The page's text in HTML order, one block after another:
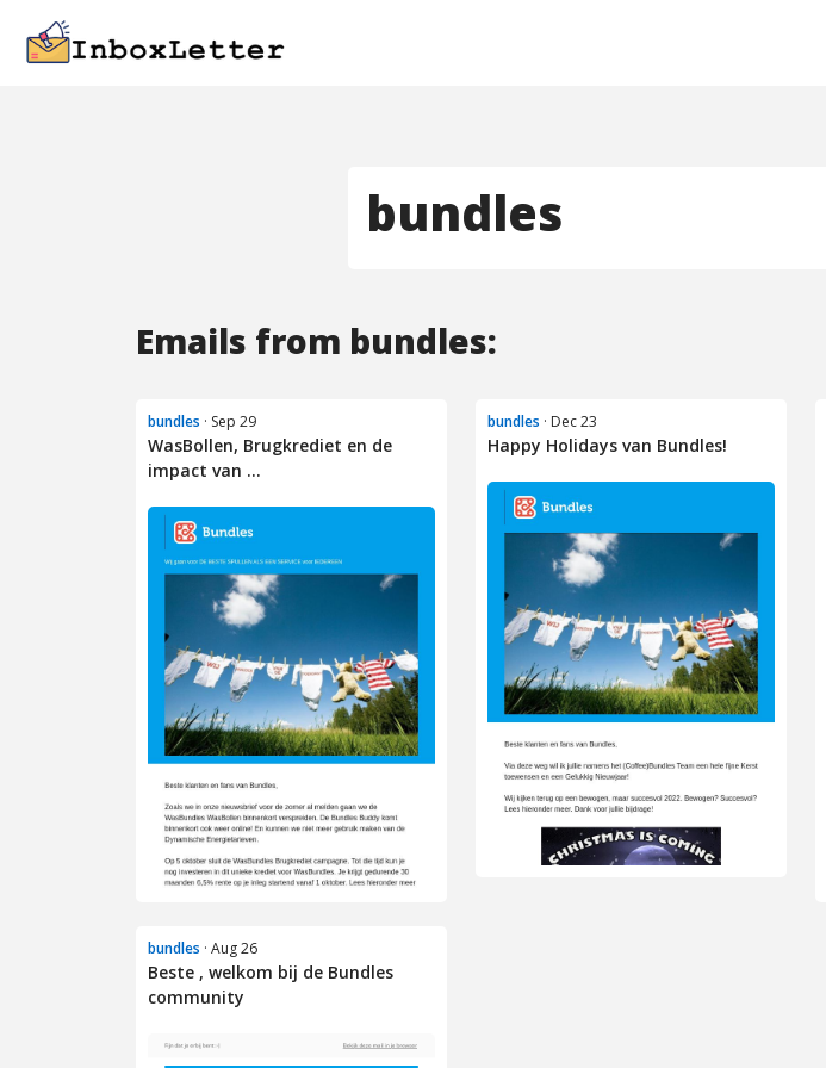
bundles
Emails from bundles:
bundles · Sep 29
WasBollen, Brugkrediet en de
impact van ...
bundles · Dec 23
Happy Holidays van Bundles!
bundles · Aug 26
Beste , welkom bij de Bundles
community